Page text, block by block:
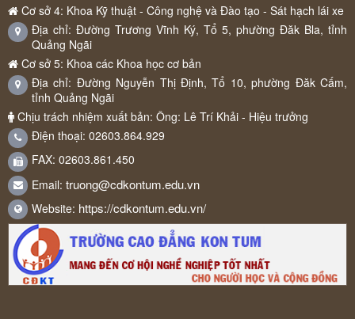
Cơ sở 4: Khoa Kỹ thuật - Công nghệ và Đào tạo - Sát hạch lái xe
Địa chỉ: Đường Trương Vĩnh Ký, Tổ 5, phường Đăk Bla, tỉnh
Quảng Ngãi
Cơ sở 5: Khoa các Khoa học cơ bản
Địa chỉ: Đường Nguyễn Thị Định, Tổ 10, phường Đăk Cấm,
tỉnh Quảng Ngãi
Chịu trách nhiệm xuất bản: Ông: Lê Trí Khải - Hiệu trưởng
Điện thoại: 02603.864.929
FAX: 02603.861.450
Email: truong@cdkontum.edu.vn
Website: https://cdkontum.edu.vn/